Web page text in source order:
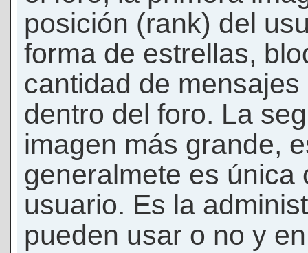
posición (rank) del
forma de estrellas,
cantidad de
dentro del foro. La
imagen más grande,
generalmete es única
usuario. Es la
pueden usar o no y